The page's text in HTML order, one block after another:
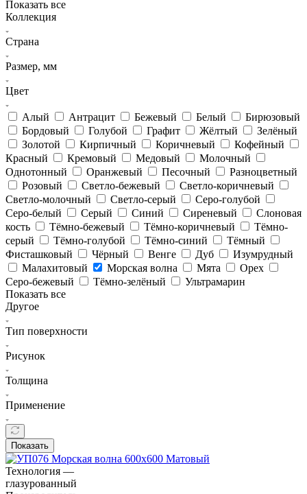
Показать все
Коллекция
Страна
Размер, мм
Цвет
Алый Антрацит Бежевый Белый
Бирюзовый
Бордовый
Голубой Графит Жёлтый
Зелёный
Золотой
Кирпичный Коричневый
Кофейный
Красный
Кремовый Медовый
Молочный
Однотонный
Оранжевый Песочный
Разноцветный
Розовый
Светло-бежевый
Светло-коричневый
Светло-молочный
Светло-серый
Серо-голубой
Серо-белый
Серый Синий Сиреневый
Слоновая
кость
Тёмно-бежевый Тёмно-коричневый
Тёмно-
серый
Тёмно-голубой Тёмно-синий
Тёмный
Фисташковый
Чёрный Венге Дуб
Изумрудный
Малахитовый
Морская волна Мята
Орех
Серо-бежевый
Тёмно-зелёный
Ультрамарин
Показать все
Другое
Тип поверхности
Рисунок
Толщина
Применение
Показать
Технология —
глазурованный